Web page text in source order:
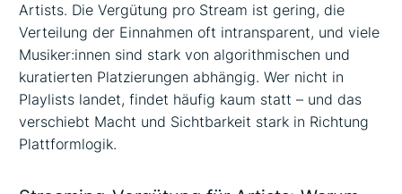
Artists. Die Vergütung pro Stream ist gering, die
Verteilung der Einnahmen oft intransparent, und viele
Musiker:innen sind stark von algorithmischen und
kuratierten Platzierungen abhängig. Wer nicht in
Playlists landet, findet häufig kaum statt – und das
verschiebt Macht und Sichtbarkeit stark in Richtung
Plattformlogik.